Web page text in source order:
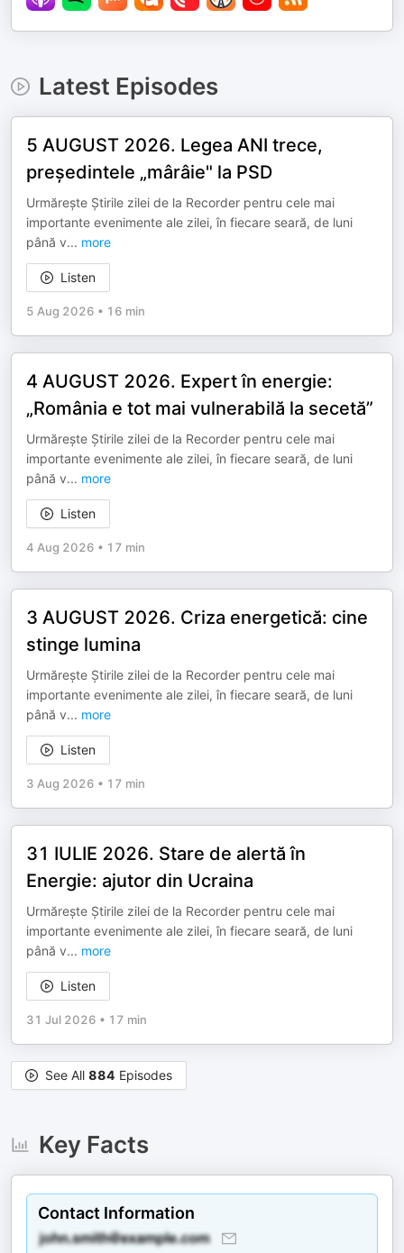
Latest Episodes
5 AUGUST 2026. Legea ANI trece,
președintele „mârâie" la PSD
Urmărește Știrile zilei de la Recorder pentru cele mai
importante evenimente ale zilei, în fiecare seară, de luni
până v... more
Listen
5 Aug 2026 • 16 min
4 AUGUST 2026. Expert în energie:
„România e tot mai vulnerabilă la secetă”
Urmărește Știrile zilei de la Recorder pentru cele mai
importante evenimente ale zilei, în fiecare seară, de luni
până v... more
Listen
4 Aug 2026 • 17 min
3 AUGUST 2026. Criza energetică: cine
stinge lumina
Urmărește Știrile zilei de la Recorder pentru cele mai
importante evenimente ale zilei, în fiecare seară, de luni
până v... more
Listen
3 Aug 2026 • 17 min
31 IULIE 2026. Stare de alertă în
Energie: ajutor din Ucraina
Urmărește Știrile zilei de la Recorder pentru cele mai
importante evenimente ale zilei, în fiecare seară, de luni
până v... more
Listen
31 Jul 2026 • 17 min
See All 884 Episodes
Key Facts
Contact Information